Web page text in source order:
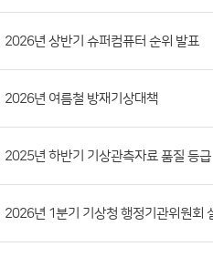
목
록
류,
첨
부
2026년 상반기 슈퍼컴퓨터 순위 발표
2026년 여름철 방재기상대책
2025년 하반기 기상관측자료 품질 등급
2026년 1분기 기상청 행정기관위원회